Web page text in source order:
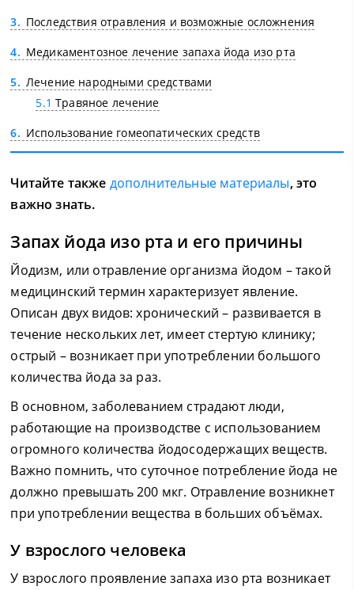
3
Последствия отравления и возможные осложнения
4
Медикаментозное лечение запаха йода изо рта
5
Лечение народными средствами
5.1 Травяное лечение
6
Использование гомеопатических средств
Читайте также дополнительные материалы, это
важно знать.
Запах йода изо рта и его причины
Йодизм, или отравление организма йодом – такой
медицинский термин характеризует явление.
Описан двух видов: хронический – развивается в
течение нескольких лет, имеет стертую клинику;
острый – возникает при употреблении большого
количества йода за раз.
В основном, заболеванием страдают люди,
работающие на производстве с использованием
огромного количества йодосодержащих веществ.
Важно помнить, что суточное потребление йода не
должно превышать 200 мкг. Отравление возникнет
при употреблении вещества в больших объёмах.
У взрослого человека
У взрослого проявление запаха изо рта возникает